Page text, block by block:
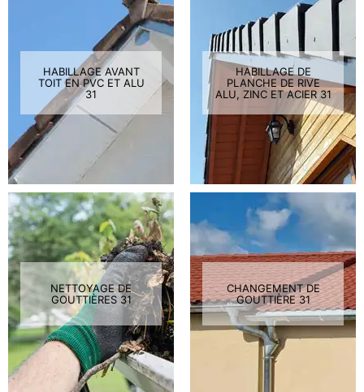
HABILLAGE AVANT
TOIT EN PVC ET ALU
31
HABILLAGE DE
PLANCHE DE RIVE
ALU, ZINC ET ACIER 31
NETTOYAGE DE
GOUTTIÈRES 31
CHANGEMENT DE
GOUTTIÈRE 31